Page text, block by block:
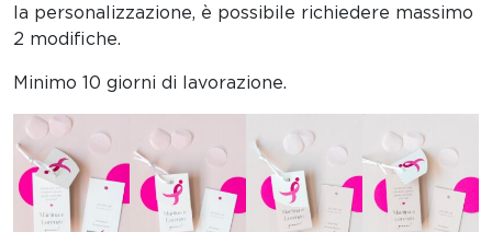
la personalizzazione, è possibile richiedere massimo
2 modifiche.
Minimo 10 giorni di lavorazione.